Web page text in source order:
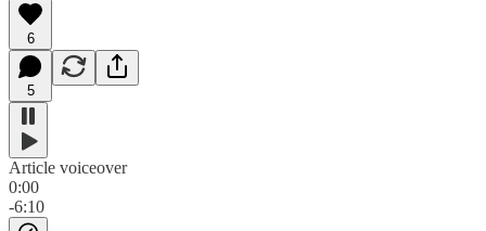
6
5
Article voiceover
0:00
-6:10